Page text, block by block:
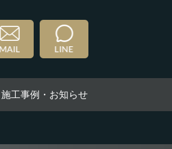
施工事例・お知らせ